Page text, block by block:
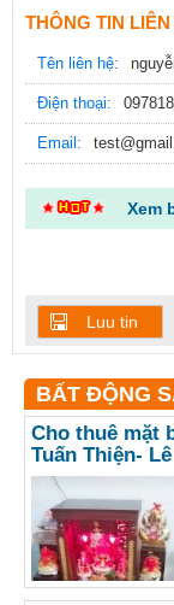
THÔNG TIN LIÊN
Tên liên hệ:
Điện thoại:
Email:
Xem
Luu tin
BẤT ĐỘNG
Cho thuê mặt
Tuấn Thiện-